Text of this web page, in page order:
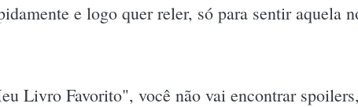
e logo quer reler, só para sentir aquela
Livro Favorito", você não vai encontrar